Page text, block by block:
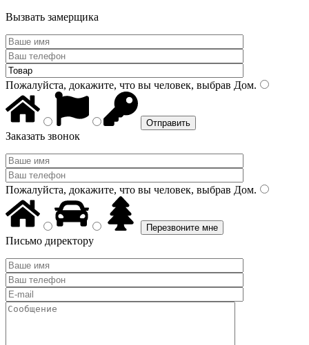
Вызвать замерщика
Пожалуйста, докажите, что вы человек, выбрав Дом.
Заказать звонок
Пожалуйста, докажите, что вы человек, выбрав Дом.
Письмо директору